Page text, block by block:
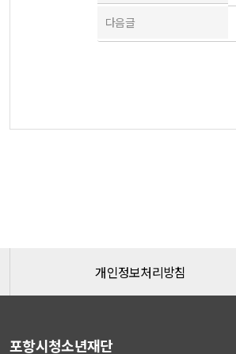
다음글
개인정보처리방침
포항시청소년재단